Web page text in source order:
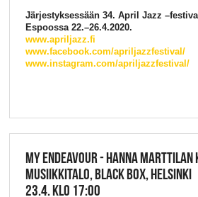
Järjestyksessään 34. April Jazz
Espoossa 22.–26.4.2020.
www.apriljazz.fi
www.facebook.com/apriljazzfestival/
www.instagram.com/apriljazzfestival/
MY ENDEAVOUR - HANNA MARTTILAN
MUSIIKKITALO, BLACK BOX, HELSINKI
23.4. KLO 17:00